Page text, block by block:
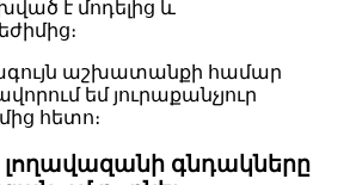
է մոդելից և
աշխատանքի համար
եմ յուրաքանչյուր
հետո։
լողավազանի գնդակները